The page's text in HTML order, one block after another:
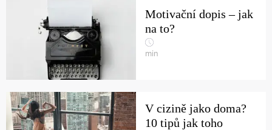
Motivační dopis – jak
na to?
min
V cizině jako doma?
10 tipů jak toho